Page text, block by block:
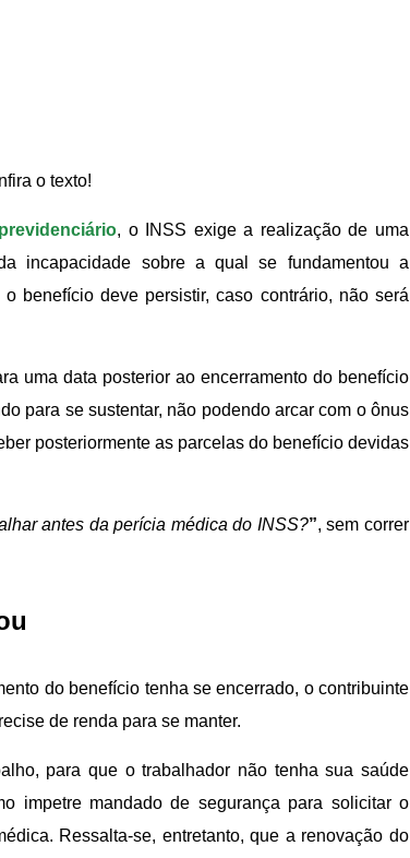
o texto!
, o INSS exige a realização de uma
incapacidade sobre a qual se fundamentou a
benefício deve persistir, caso contrário, não será
uma data posterior ao encerramento do benefício
para se sustentar, não podendo arcar com o ônus
posteriormente as parcelas do benefício devidas
antes da perícia médica do INSS?”, sem correr
do benefício tenha se encerrado, o contribuinte
de renda para se manter.
para que o trabalhador não tenha sua saúde
impetre mandado de segurança para solicitar o
Ressalta-se, entretanto, que a renovação do